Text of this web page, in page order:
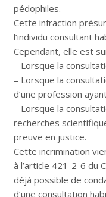
pédophiles.
Cette infraction
l’individu consultant
Cependant, elle est
– Lorsque la
– Lorsque la
d’une profession
– Lorsque la
recherches
preuve en justice.
Cette incrimination
à l’article 421-2-6 du
déjà possible de
d’une consultation